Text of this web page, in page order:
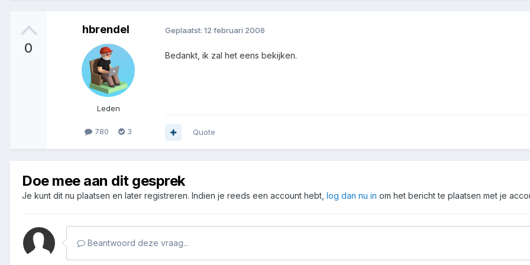
0
hbrendel
Leden
780 3
Geplaatst: 12 februari 2006
Bedankt, ik zal het eens bekijken.
Quote
Doe mee aan dit gesprek
Je kunt dit nu plaatsen en later registreren. Indien je reeds een account hebt, log dan nu in om het bericht te plaatsen met je
Beantwoord deze vraag...